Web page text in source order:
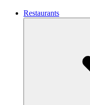
Restaurants